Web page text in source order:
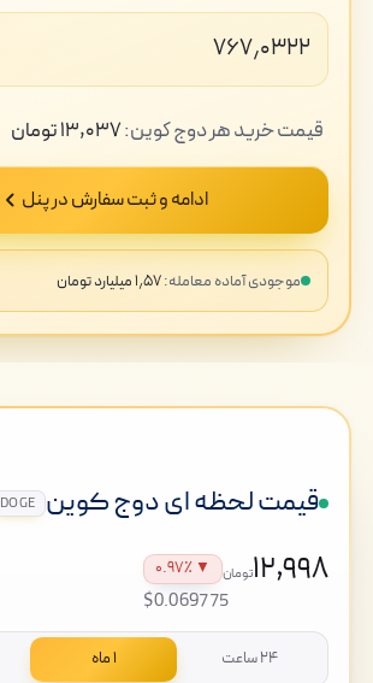
۷۶۷٫۰۳۲۲
قیمتخریدهر دوج کوین:۱۳,۰۳۷تومان
ادامه و ثبت سفارش در پنل
موجودی آماده معامله:۱٫۵۷ میلیارد تومان
قیمت لحظه ای دوج کوین DOGE
۱۲,۹۹۸تومان ▼ ۰.۹۷٪
$0.069775
۲۴ ساعت ۱ ماه